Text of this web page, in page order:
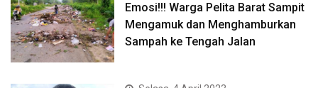
Emosi!!! Warga Pelita Barat Sampit
Mengamuk dan Menghamburkan
Sampah ke Tengah Jalan